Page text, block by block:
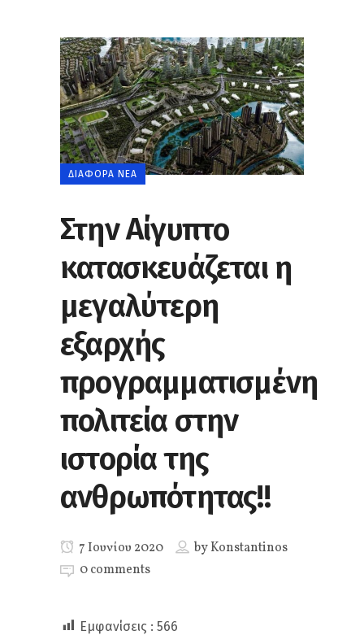
ΔΙΆΦΟΡΑ ΝΈΑ
Στην Αίγυπτο
κατασκευάζεται η
μεγαλύτερη
εξαρχής
προγραμματισμένη
πολιτεία στην
ιστορία της
ανθρωπότητας!!
7 Ιουνίου 2020 byKonstantinos
0 comments
Εμφανίσεις : 566